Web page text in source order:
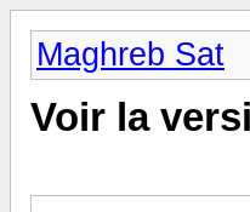
Maghreb Sat
Voir la